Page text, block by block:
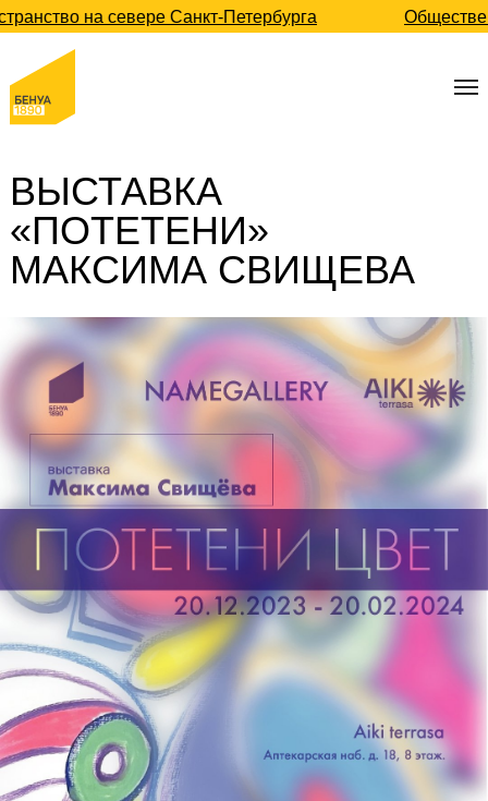
на севере Санкт-Петербурга
ВЫСТАВКА
«ПОТЕТЕНИ»
МАКСИМА СВИЩЕВА